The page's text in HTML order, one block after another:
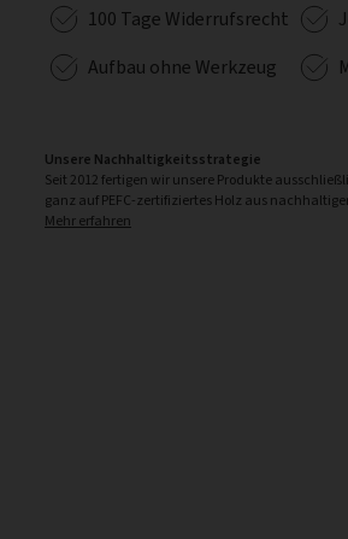
100 Tage Widerrufsrecht
Aufbau ohne Werkzeug
Unsere Nachhaltigkeitsstrategie
Seit 2012 fertigen wir unsere Produkte
ganz auf PEFC-zertifiziertes Holz aus
Mehr erfahren